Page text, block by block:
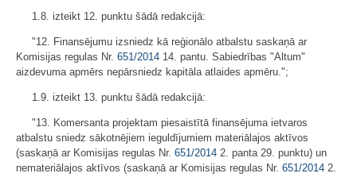
1.8. izteikt 12. punktu šādā redakcijā:
"12. Finansējumu izsniedz kā reģionālo atbalstu saskaņā ar
Komisijas regulas Nr. 651/2014 14. pantu. Sabiedrības "Altum"
aizdevuma apmērs nepārsniedz kapitāla atlaides apmēru.";
1.9. izteikt 13. punktu šādā redakcijā:
"13. Komersanta projektam piesaistītā finansējuma ietvaros
atbalstu sniedz sākotnējiem ieguldījumiem materiālajos aktīvos
(saskaņā ar Komisijas regulas Nr. 651/2014 2. panta 29. punktu) un
nemateriālajos aktīvos (saskaņā ar Komisijas regulas Nr. 651/2014 2.